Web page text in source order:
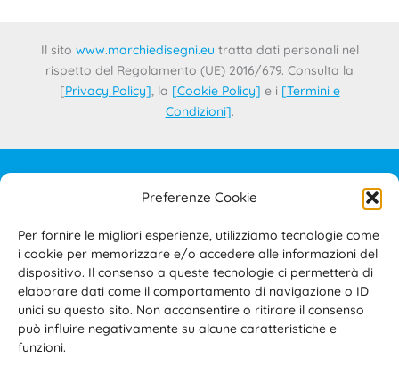
Preferenze Cookie
Per fornire le migliori esperienze, utilizziamo tecnologie come
i cookie per memorizzare e/o accedere alle informazioni del
dispositivo. Il consenso a queste tecnologie ci permetterà di
elaborare dati come il comportamento di navigazione o ID
unici su questo sito. Non acconsentire o ritirare il consenso
può influire negativamente su alcune caratteristiche e
funzioni.
Il sito www.marchiedisegni.eu tratta dati personali nel
rispetto del Regolamento (UE) 2016/679. Consulta la
[Privacy Policy], la [Cookie Policy] e i [Termini e
Condizioni].
IL PROGETTO
PRIVACY POLICY
COOKIE POLICY
TERMINI E CONDIZIONI D’USO DEL SITO E DELL’AREA
RISERVATA
ACCESSIBILITÀ